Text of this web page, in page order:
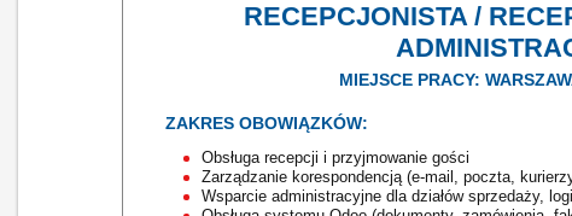
RECEPCJONISTA /
MIEJSCE PRACY:
ZAKRES OBOWIĄZKÓW:
Obsługa recepcji i przyjmowanie gości
Zarządzanie korespondencją (e-mail, poczta,
Wsparcie administracyjne dla działów sprzedaży,